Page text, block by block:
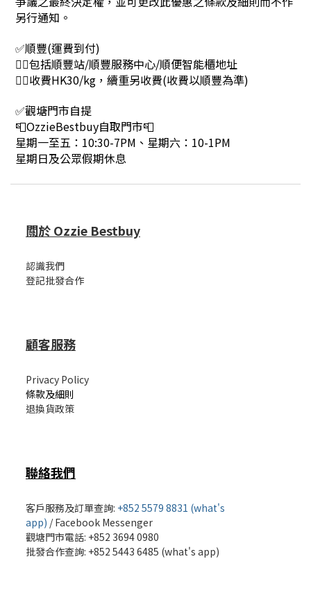
另行通知。
✅順豐(運費到付)
👉🏻包括順豐站/順豐服務中心/順便智能櫃地址
👉🏻收費HK30/kg，續重另收費(收費以順豐為準)
✅觀塘門市自提
📮OzzieBestbuy自取門市📮
星期一至五：10:30-7PM、星期六：10-1PM
星期日及公眾假期休息
關於 Ozzie Bestbuy
認識我們
登記批發合作
顧客服務
Privacy Policy
條款及細則
退換貨政策
聯絡我們
客戶服務及訂單查詢: +852 5579 8831 (what's
app) /Facebook Messenger
觀塘門市電話: +852 3694 0980
批發合作查詢: +852 5443 6485 (what's app)